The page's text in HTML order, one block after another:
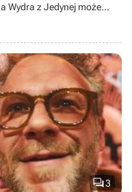
Wydra z Jedynej może
drugoplanowej.
TV z Matthew Rhysem.
3